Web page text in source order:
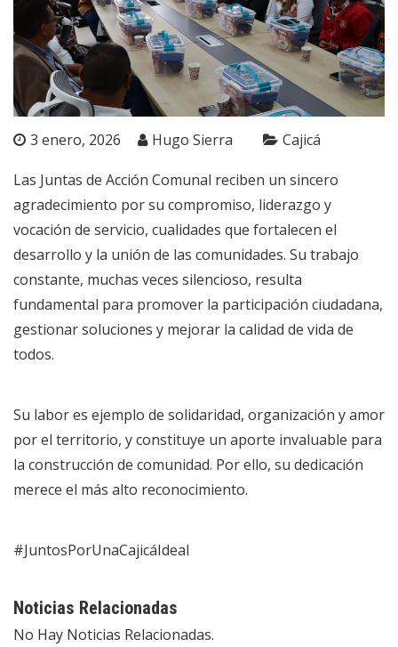
3 enero, 2026 Hugo Sierra Cajicá
Las Juntas de Acción Comunal reciben un sincero
agradecimiento por su compromiso, liderazgo y
vocación de servicio, cualidades que fortalecen el
desarrollo y la unión de las comunidades. Su trabajo
constante, muchas veces silencioso, resulta
fundamental para promover la participación ciudadana,
gestionar soluciones y mejorar la calidad de vida de
todos.
Su labor es ejemplo de solidaridad, organización y amor
por el territorio, y constituye un aporte invaluable para
la construcción de comunidad. Por ello, su dedicación
merece el más alto reconocimiento.
#JuntosPorUnaCajicáIdeal
Noticias Relacionadas
No Hay Noticias Relacionadas.